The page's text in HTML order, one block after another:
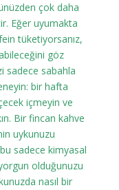
çok daha
Eğer uyumakta
tüketiyorsanız,
göz
sadece sabahla
bir hafta
içmeyin ve
Bir fincan kahve
uykunuzu
sadece kimyasal
olduğunuzu
nasıl bir